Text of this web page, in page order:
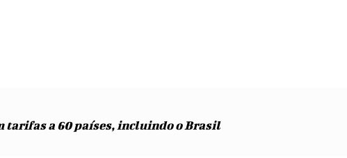
tarifas a 60 países, incluindo o Brasil